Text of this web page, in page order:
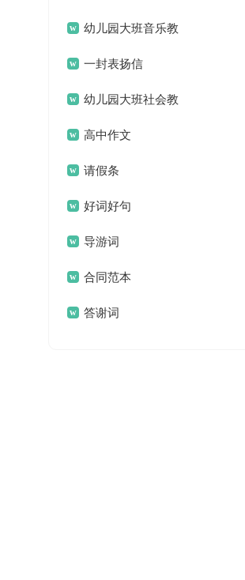
名言名句汇总79句
幼儿园大班音乐教
案(汇编15篇)
一封表扬信
幼儿园大班社会教
案集锦15篇
高中作文
请假条
好词好句
导游词
合同范本
答谢词